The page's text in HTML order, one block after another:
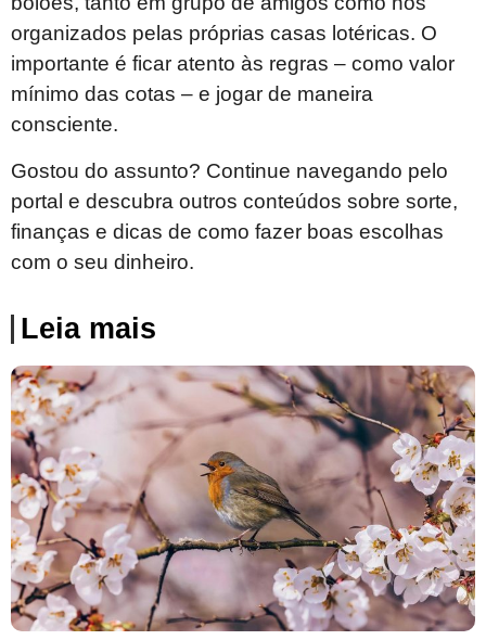
organizados pelas próprias casas lotéricas. O
importante é ficar atento às regras – como valor
mínimo das cotas – e jogar de maneira
consciente.
Gostou do assunto? Continue navegando pelo
portal e descubra outros conteúdos sobre sorte,
finanças e dicas de como fazer boas escolhas
com o seu dinheiro.
Leia mais